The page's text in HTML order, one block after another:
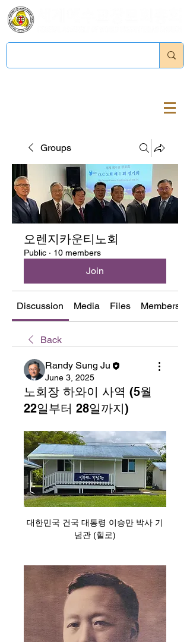
Groups
오렌지카운티노회
Public · 10 members
Join
Discussion Media Files Members
Back
Randy Sung Ju
June 3, 2025
노회장 하와이 사역 (5월
22일부터 28일까지)
대한민국 건국 대통령 이승만 박사 기
념관 (힐로)